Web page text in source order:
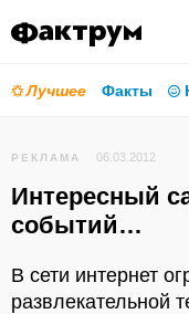
Лучшее Факты
РЕКЛАМА 06.03.2012
Интересный
событий…
В сети интернет
развлекательной